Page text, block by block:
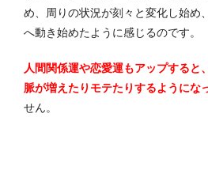
め、周りの状況が刻々と変化し始め
へ動き始めたように感じるのです。
人間関係運や恋愛運もアップすると
脈が増えたりモテたりするようにな
せん。